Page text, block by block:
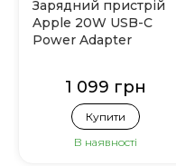
Зарядний пристрій
Apple 20W USB-C
Power Adapter
1 099 грн
Купити
В наявності